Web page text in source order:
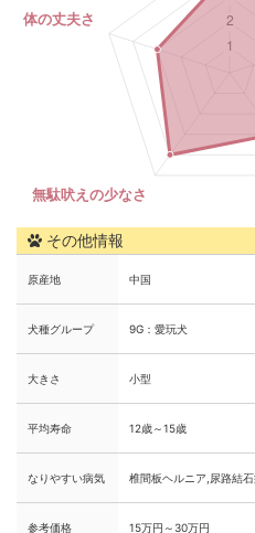
その他情報
原産地 中国
犬種グループ 9G：愛玩犬
大きさ 小型
平均寿命 12歳～15歳
なりやすい病気 椎間板ヘルニア,尿路結
参考価格 15万円～30万円